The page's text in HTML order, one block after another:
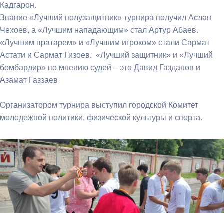
Кадгарон.
Звание «Лучший полузащитник» турнира получил Аслан
Чехоев, а «Лучшим нападающим» стал Артур Абаев.
«Лучшим вратарем» и «Лучшим игроком» стали Сармат
Астати и Сармат Гизоев. «Лучший защитник» и «Лучший
бомбардир» по мнению судей – это Давид Газданов и
Азамат Газзаев
Организатором турнира выступил городской Комитет
молодежной политики, физической культуры и спорта.